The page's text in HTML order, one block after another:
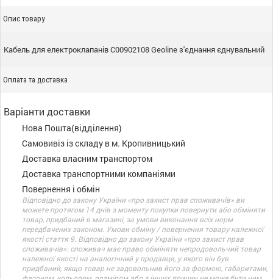
Опис товару
Кабель для електроклапанів C00902108 Geoline з'єднання єднувальний
Оплата та доставка
Варіанти доставки
Нова Пошта(відділення)
Самовивіз із складу в м. Кропивницький
Доставка власним транспортом
Доставка транспортними компаніями
Повернення і обмін
Відповідно до закону України «про захист прав споживачів» ви
можете протягом 14 днів з моменту покупки повернути або обміняти
товар, придбаний в магазині, за умови виконання всіх норм
передбачених законом. Умови обміну / повернення товару належної
якості стаття 9. Відповідно до закону України «про захист прав
споживачів»: споживач має право обміняти непродовольчий товар
належної якості на аналогічний у продавця, у якого він був
придбаний, якщо товар не задовольнив його за формою, габаритами,